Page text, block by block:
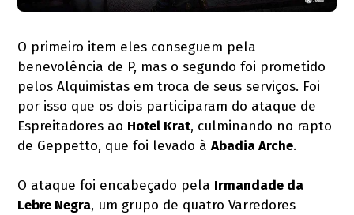
O primeiro item eles conseguem pela
benevolência de P, mas o segundo foi prometido
pelos Alquimistas em troca de seus serviços. Foi
por isso que os dois participaram do ataque de
Espreitadores ao Hotel Krat, culminando no rapto
de Geppetto, que foi levado àAbadia Arche.
O ataque foi encabeçado pela Irmandade da
Lebre Negra, um grupo de quatro Varredores